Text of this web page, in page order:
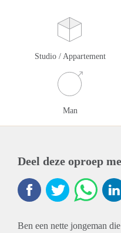
Studio / Appartement
Man
Deel deze oproep
Ben een nette jongeman